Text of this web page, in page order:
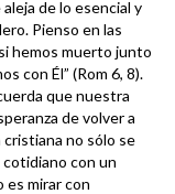
de lo esencial y
Pienso en las
hemos muerto junto
con Él” (Rom 6, 8).
que nuestra
de volver a
cristiana no sólo se
con un
es mirar con